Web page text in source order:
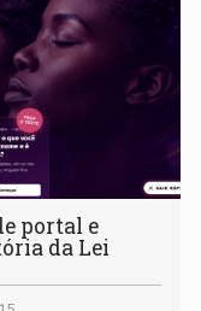
portal e
da Lei